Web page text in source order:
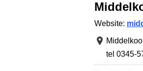
Website:
tel 0345-